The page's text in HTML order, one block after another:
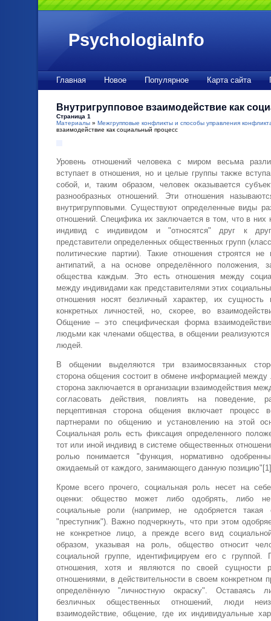
PsychologiaInfo
Главная Новое Популярное Карта сайта
Внутригрупповое взаимодействие как
Страница 1
Материалы» Межгрупповые конфликты и способы управления
взаимодействие как социальный процесс
Уровень отношений человека с миром весьма
вступает в отношения, но и целые группы также
собой, и, таким образом, человек оказывается
разнообразных отношений. Эти отношения
внутригрупповыми. Существуют определенные виды
отношений. Специфика их заключается в том, что в них
индивид с индивидом и "относятся" друг к
представители определенных общественных групп
политические партии). Такие отношения строятся
антипатий, а на основе определённого положения,
общества каждым. Это есть отношения между
между индивидами как представителями этих
отношения носят безличный характер, их сущность
конкретных личностей, но, скорее, во
Общение – это специфическая форма
людьми как членами общества, в общении
людей.
В общении выделяются три взаимосвязанных
сторона общения состоит в обмене информацией между
сторона заключается в организации взаимодействия
согласовать действия, повлиять на поведение,
перцептивная сторона общения включает процесс
партнерами по общению и установлению на этой
Социальная роль есть фиксация определенного
тот или иной индивид в системе общественных
ролью понимается "функция, нормативно
ожидаемый от каждого, занимающего данную
Кроме всего прочего, социальная роль несет на
оценки: общество может либо одобрять, либо не
социальные роли (например, не одобряется такая
"преступник"). Важно подчеркнуть, что при этом
не конкретное лицо, а прежде всего вид
образом, указывая на роль, общество относит
социальной группе, идентифицируем его с группой.
отношения, хотя и являются по своей сущности
отношениями, в действительности в своем конкретном
определённую "личностную окраску". Оставаясь
безличных общественных отношений, люди
взаимодействие, общение, где их индивидуальные